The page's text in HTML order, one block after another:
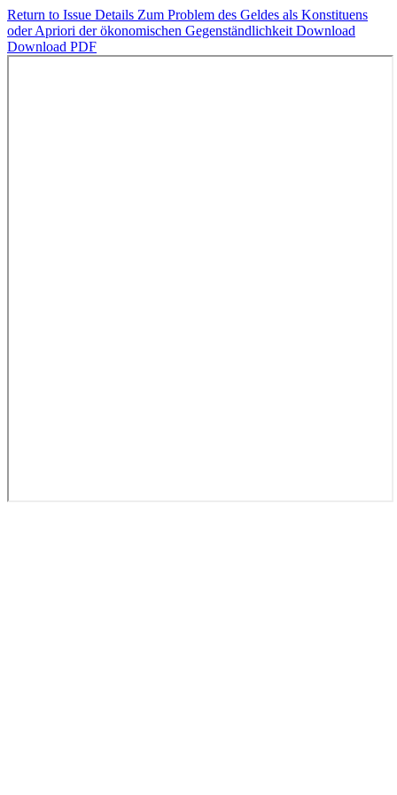
Return to Issue Details Zum Problem des Geldes als Konstituens
oder Apriori der ökonomischen Gegenständlichkeit Download
Download PDF